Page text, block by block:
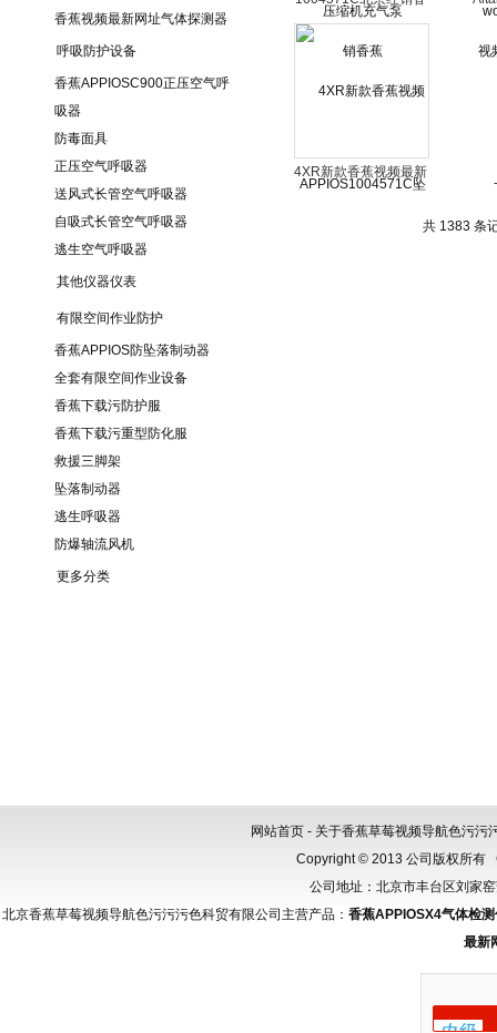
香蕉视频最新网址气体探测器
呼吸防护设备
香蕉APPIOSC900正压空气呼
吸器
防毒面具
正压空气呼吸器
送风式长管空气呼吸器
自吸式长管空气呼吸器
逃生空气呼吸器
其他仪器仪表
有限空间作业防护
香蕉APPIOS防坠落制动器
全套有限空间作业设备
香蕉下载污防护服
香蕉下载污重型防化服
救援三脚架
坠落制动器
逃生呼吸器
防爆轴流风机
更多分类
蕉APPIOS1004571C
坠落制动器
4XR新款香蕉视频最新
共 1383 条记
网站首页 - 关于香蕉草莓视频导航色污污
Copyright © 2013 公司版权所有
公司地址：北京市丰台区刘
北京香蕉草莓视频导航色污污污色科贸有限公司主营产品： 香蕉APPIOSX4气体检
最新